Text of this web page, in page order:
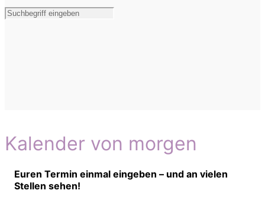
Kalender von morgen
Euren Termin einmal eingeben – und an vielen
Stellen sehen!